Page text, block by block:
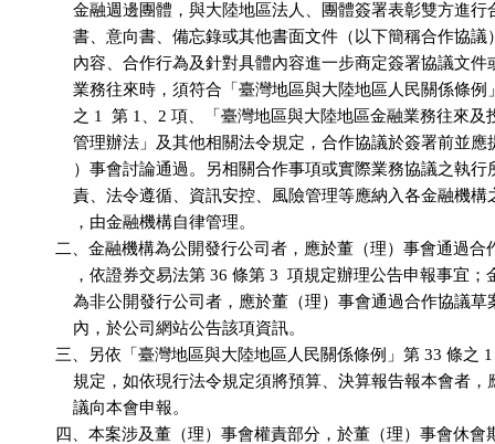
金融週邊團體，與大陸地區法人、團體簽署表彰雙方進
書、意向書、備忘錄或其他書面文件（以下簡稱合作協
內容、合作行為及針對具體內容進一步商定簽署協議文
業務往來時，須符合「臺灣地區與大陸地區人民關係條例
之 1  第 1、2 項、「臺灣地區與大陸地區金融業務往來
管理辦法」及其他相關法令規定，合作協議於簽署前並
）事會討論通過。另相關合作事項或實際業務協議之執
責、法令遵循、資訊安控、風險管理等應納入各金融機
              ，由金融機構自律管理。
二、金融機構為公開發行公司者，應於董（理）事會通過
，依證券交易法第 36 條第 3  項規定辦理公告申報事宜
為非公開發行公司者，應於董（理）事會通過合作協議草
              內，於公司網站公告該項資訊。
三、另依「臺灣地區與大陸地區人民關係條例」第 33 條之 1
規定，如依現行法令規定須將預算、決算報告報本會者
              議向本會申報。
四、本案涉及董（理）事會權責部分，於董（理）事會休